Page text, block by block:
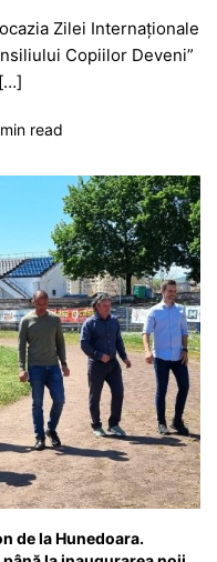
s
s
a
e
ar
ta
a
z
ă
Zilei Internaționale
Copiilor Deveni”
read
de la Hunedoara.